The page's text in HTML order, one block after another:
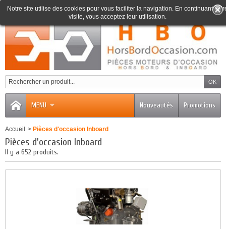
0
MENU Promotions
Nouveautés
Notre site utilise des cookies pour vous faciliter la navigation. En continuant
visite, vous acceptez leur utilisation.
Accueil > Pièces d'occasion Inboard
Pièces d'occasion Inboard
Il y a 652 produits.